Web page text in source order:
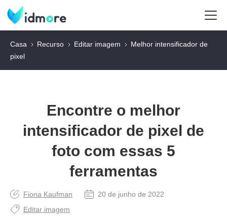
Casa Recurso Editar imagem
Melhor intensificador de
pixel
Encontre o melhor
intensificador de pixel de
foto com essas 5
ferramentas
Fiona Kaufman
20 de junho de 2022
Editar imagem